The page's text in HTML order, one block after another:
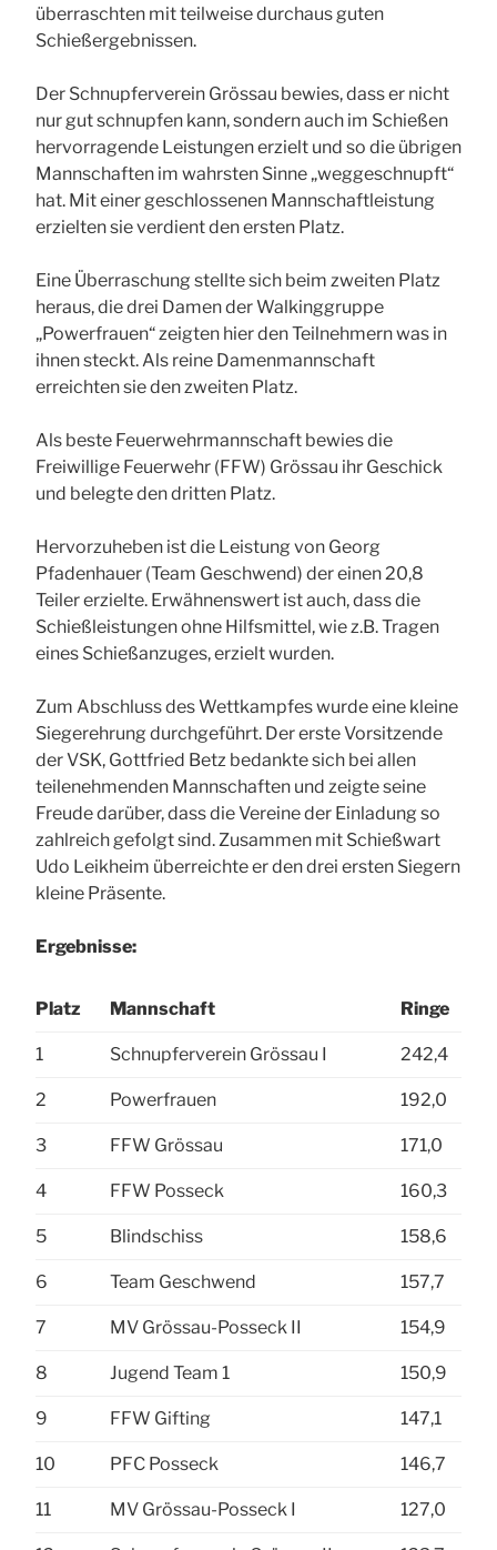
überraschten mit teilweise durchaus guten
Schießergebnissen.
Der Schnupferverein Grössau bewies, dass er nicht
nur gut schnupfen kann, sondern auch im Schießen
hervorragende Leistungen erzielt und so die übrigen
Mannschaften im wahrsten Sinne „weggeschnupft“
hat. Mit einer geschlossenen Mannschaftleistung
erzielten sie verdient den ersten Platz.
Eine Überraschung stellte sich beim zweiten Platz
heraus, die drei Damen der Walkinggruppe
„Powerfrauen“ zeigten hier den Teilnehmern was in
ihnen steckt. Als reine Damenmannschaft
erreichten sie den zweiten Platz.
Als beste Feuerwehrmannschaft bewies die
Freiwillige Feuerwehr (FFW) Grössau ihr Geschick
und belegte den dritten Platz.
Hervorzuheben ist die Leistung von Georg
Pfadenhauer (Team Geschwend) der einen 20,8
Teiler erzielte. Erwähnenswert ist auch, dass die
Schießleistungen ohne Hilfsmittel, wie z.B. Tragen
eines Schießanzuges, erzielt wurden.
Zum Abschluss des Wettkampfes wurde eine kleine
Siegerehrung durchgeführt. Der erste Vorsitzende
der VSK, Gottfried Betz bedankte sich bei allen
teilenehmenden Mannschaften und zeigte seine
Freude darüber, dass die Vereine der Einladung so
zahlreich gefolgt sind. Zusammen mit Schießwart
Udo Leikheim überreichte er den drei ersten Siegern
kleine Präsente.
Ergebnisse:
Platz Mannschaft Ringe
1 Schnupferverein Grössau I 242,4
2 Powerfrauen 192,0
3 FFW Grössau 171,0
4 FFW Posseck 160,3
5 Blindschiss 158,6
6 Team Geschwend 157,7
7 MV Grössau-Posseck II 154,9
8 Jugend Team 1 150,9
9 FFW Gifting 147,1
10 PFC Posseck 146,7
11 MV Grössau-Posseck I 127,0